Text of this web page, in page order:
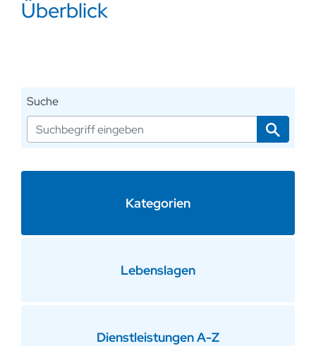
Überblick
Suche
Kategorien
Lebenslagen
Dienstleistungen A-Z